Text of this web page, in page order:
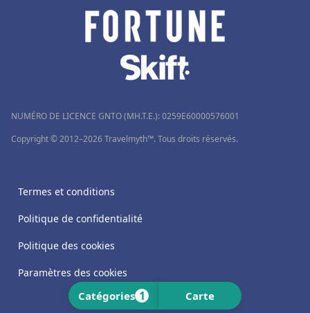
Catégories 1 Carte
NUMÉRO DE LICENCE GNTO (MH.T.E.): 0259Ε60000576001
Copyright © 2012–2026 Travelmyth™. Tous droits réservés.
Termes et conditions
Politique de confidentialité
Politique des cookies
Paramètres des cookies